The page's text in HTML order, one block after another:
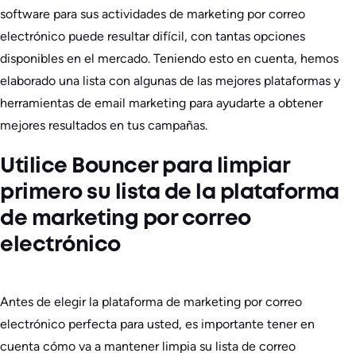
software para sus actividades de marketing por correo
electrónico puede resultar difícil, con tantas opciones
disponibles en el mercado. Teniendo esto en cuenta, hemos
elaborado una lista con algunas de las mejores plataformas y
herramientas de email marketing para ayudarte a obtener
mejores resultados en tus campañas.
Utilice Bouncer para limpiar
primero su lista de la plataforma
de marketing por correo
electrónico
Antes de elegir la plataforma de marketing por correo
electrónico perfecta para usted, es importante tener en
cuenta cómo va a mantener limpia su lista de correo